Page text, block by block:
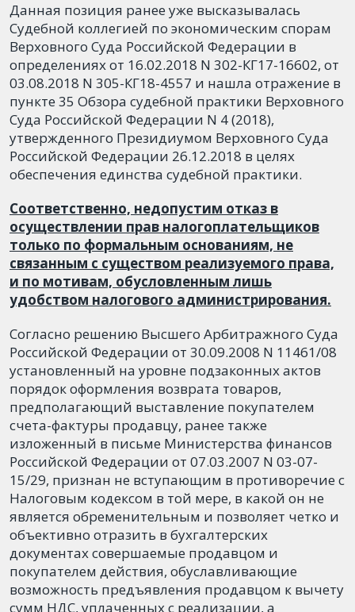
Данная позиция ранее уже высказывалась
Судебной коллегией по экономическим спорам
Верховного Суда Российской Федерации в
определениях от 16.02.2018 N 302-КГ17-16602, от
03.08.2018 N 305-КГ18-4557 и нашла отражение в
пункте 35 Обзора судебной практики Верховного
Суда Российской Федерации N 4 (2018),
утвержденного Президиумом Верховного Суда
Российской Федерации 26.12.2018 в целях
обеспечения единства судебной практики.
Соответственно, недопустим отказ в
осуществлении прав налогоплательщиков
только по формальным основаниям, не
связанным с существом реализуемого права,
и по мотивам, обусловленным лишь
удобством налогового администрирования.
Согласно решению Высшего Арбитражного Суда
Российской Федерации от 30.09.2008 N 11461/08
установленный на уровне подзаконных актов
порядок оформления возврата товаров,
предполагающий выставление покупателем
счета-фактуры продавцу, ранее также
изложенный в письме Министерства финансов
Российской Федерации от 07.03.2007 N 03-07-
15/29, признан не вступающим в противоречие с
Налоговым кодексом в той мере, в какой он не
является обременительным и позволяет четко и
объективно отразить в бухгалтерских
документах совершаемые продавцом и
покупателем действия, обуславливающие
возможность предъявления продавцом к вычету
сумм НДС, уплаченных с реализации, а